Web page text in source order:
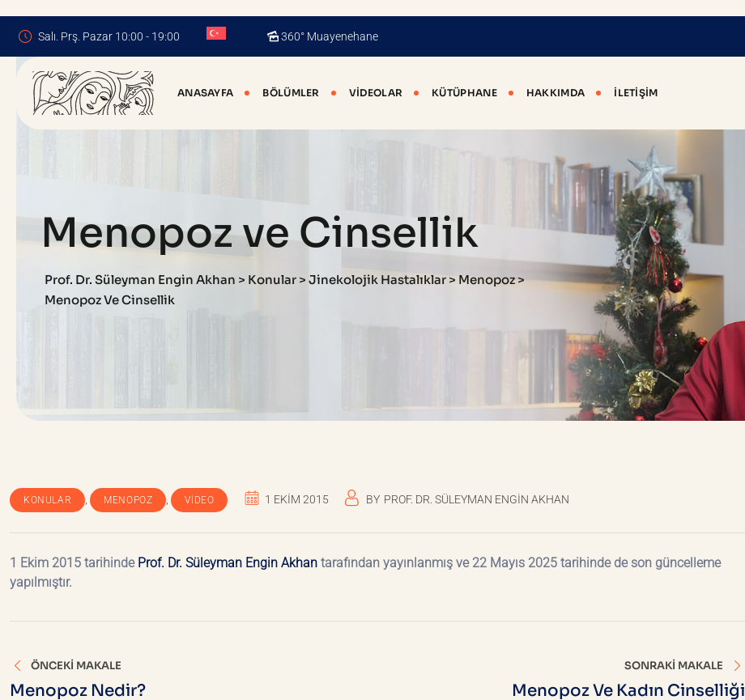
content
Salı. Prş. Pazar 10:00 - 19:00 360° Muayenehane
ANASAYFA BÖLÜMLER VIDEOLAR KÜTÜPHANE HAKKIMDA İLETIŞIM
Menopoz ve Cinsellik
Prof. Dr. Süleyman Engin Akhan > Konular > Jinekolojik Hastalıklar > Menopoz >
Menopoz Ve Cinsellik
KONULAR , MENOPOZ , VIDEO 1 EKIM 2015 BY PROF. DR. SÜLEYMAN ENGIN AKHAN
1 Ekim 2015 tarihinde Prof. Dr. Süleyman Engin Akhan tarafından yayınlanmış ve 22 Mayıs 2025 tarihinde de son güncelleme
yapılmıştır.
gezinmesi
ÖNCEKI MAKALE
Menopoz Nedir?
SONRAKI MAKALE
Menopoz Ve Kadın Cinselliği